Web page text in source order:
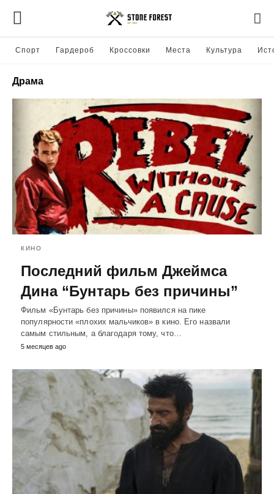
Спорт Гардероб Кроссовки Места Культура
Драма
КИНО
Последний фильм Джеймса
Дина “Бунтарь без причины”
Фильм «Бунтарь без причины» появился на пике
популярности «плохих мальчиков» в кино. Его назвали
самым стильным, а благодаря тому, что…
5 месяцев ago